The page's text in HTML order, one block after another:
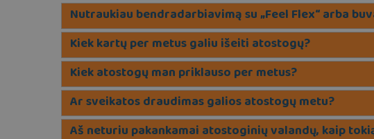
Nutraukiau bendradarbiavimą su „Feel Flex“ arba
Kiek kartų per metus galiu išeiti atostogų?
Kiek atostogų man priklauso per metus?
Ar sveikatos draudimas galios atostogų metu?
Aš neturiu pakankamai atostoginių valandų, kaip